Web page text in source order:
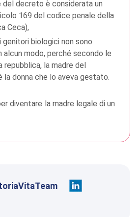
del decreto è considerata un
169 del codice penale della
Ceca),
biologici non sono
modo, perché secondo le
repubblica, la madre del
la donna che lo aveva gestato.
diventare la madre legale di un